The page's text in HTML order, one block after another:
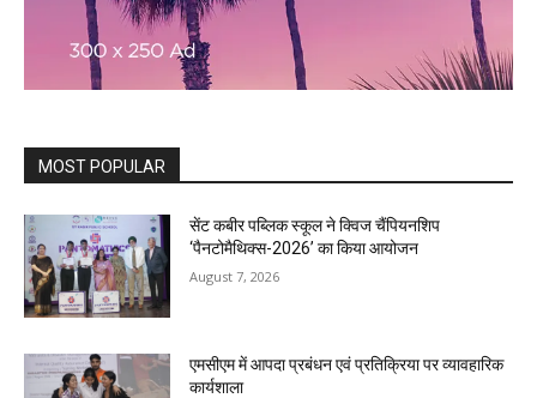
MOST POPULAR
सेंट कबीर पब्लिक स्कूल ने क्विज चैंपियनशिप
‘पैनटोमैथिक्स-2026’ का किया आयोजन
August 7, 2026
एमसीएम में आपदा प्रबंधन एवं प्रतिक्रिया पर व्यावहारिक
कार्यशाला